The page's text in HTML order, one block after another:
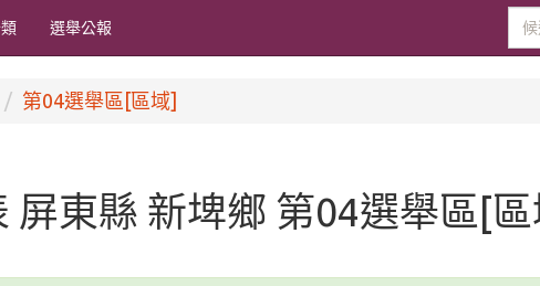
選舉公報
第04選舉區[區域]
屏東縣 新埤鄉 第04選舉區[